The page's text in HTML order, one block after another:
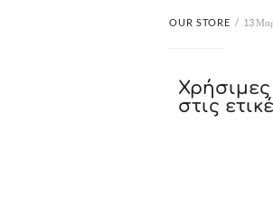
OUR STORE 13
στις